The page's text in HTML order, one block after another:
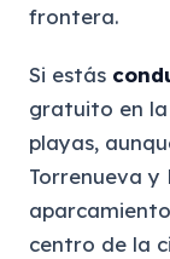
frontera.
Si estás
gratuito en
playas,
Torrenueva y
centro de la